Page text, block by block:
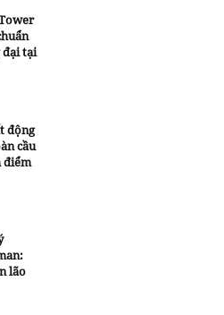
đại tại
động
cầu
điểm
lão
xưa